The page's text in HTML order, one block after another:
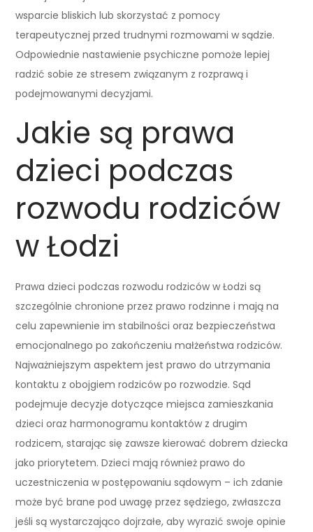
wsparcie bliskich lub skorzystać z pomocy
terapeutycznej przed trudnymi rozmowami w sądzie.
Odpowiednie nastawienie psychiczne pomoże lepiej
radzić sobie ze stresem związanym z rozprawą i
podejmowanymi decyzjami.
Jakie są prawa
dzieci podczas
rozwodu rodziców
w Łodzi
Prawa dzieci podczas rozwodu rodziców w Łodzi są
szczególnie chronione przez prawo rodzinne i mają na
celu zapewnienie im stabilności oraz bezpieczeństwa
emocjonalnego po zakończeniu małżeństwa rodziców.
Najważniejszym aspektem jest prawo do utrzymania
kontaktu z obojgiem rodziców po rozwodzie. Sąd
podejmuje decyzje dotyczące miejsca zamieszkania
dzieci oraz harmonogramu kontaktów z drugim
rodzicem, starając się zawsze kierować dobrem dziecka
jako priorytetem. Dzieci mają również prawo do
uczestniczenia w postępowaniu sądowym – ich zdanie
może być brane pod uwagę przez sędziego, zwłaszcza
jeśli są wystarczająco dojrzałe, aby wyrazić swoje opinie